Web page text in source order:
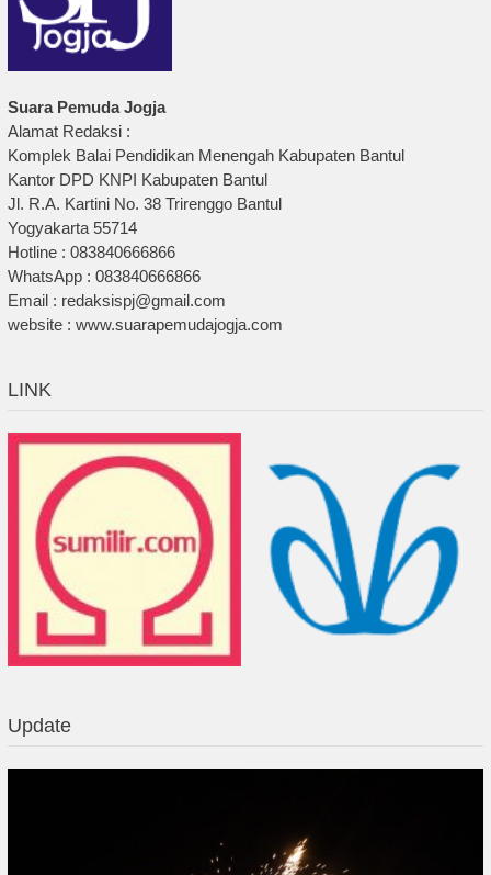
Suara Pemuda Jogja
Alamat Redaksi :
Komplek Balai Pendidikan Menengah Kabupaten Bantul
Kantor DPD KNPI Kabupaten Bantul
Jl. R.A. Kartini No. 38 Trirenggo Bantul
Yogyakarta 55714
Hotline : 083840666866
WhatsApp : 083840666866
Email : redaksispj@gmail.com
website : www.suarapemudajogja.com
LINK
Update